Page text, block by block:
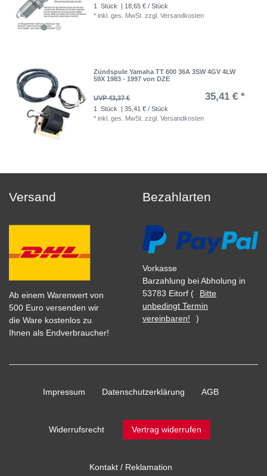
1 Stück
| 18,65 € / Stück
*inkl. ges. MwSt. zzgl.Versandkosten
Zündspule Yamaha TT 600 36A 3SW 4GV 4LW
59X 1983 - 1997 von DZE
UVP 43,37 € 35,41 € *
1 Stück
| 35,41 € / Stück
*inkl. ges. MwSt. zzgl.Versandkosten
Versand
Ab einem Warenwert von
500 Euro versenden wir
die Ware kostenlos zu
Ihnen als Endverbraucher!
Bezahlarten
Vorkasse
Barzahlung bei Abholung in
53783 Eitorf (
Bitte
unbedingt Termin
vereinbaren!
)
Impressum Daten­schutz­erklärung AGB
Widerrufs­recht Vertrag widerrufen
Kontakt / Reklamation